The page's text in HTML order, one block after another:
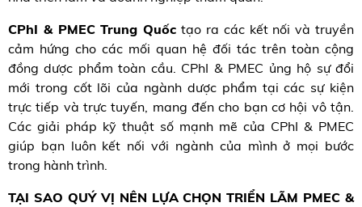
CPhI & PMEC Trung Quốc tạo ra các kết nối và truyền
cảm hứng cho các mối quan hệ đối tác trên toàn cộng
đồng dược phẩm toàn cầu. CPhI & PMEC ủng hộ sự đổi
mới trong cốt lõi của ngành dược phẩm tại các sự kiện
trực tiếp và trực tuyến, mang đến cho bạn cơ hội vô tận.
Các giải pháp kỹ thuật số mạnh mẽ của CPhI & PMEC
giúp bạn luôn kết nối với ngành của mình ở mọi bước
trong hành trình.
TẠI SAO QUÝ VỊ NÊN LỰA CHỌN TRIỂN LÃM PMEC &